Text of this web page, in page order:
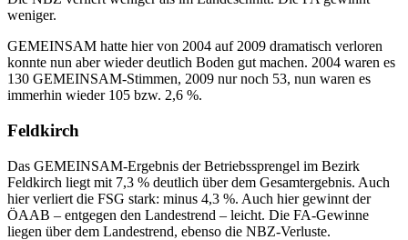
weniger.
GEMEINSAM hatte hier von 2004 auf 2009 dramatisch verloren
konnte nun aber wieder deutlich Boden gut machen. 2004 waren es
130 GEMEINSAM-Stimmen, 2009 nur noch 53, nun waren es
immerhin wieder 105 bzw. 2,6 %.
Feldkirch
Das GEMEINSAM-Ergebnis der Betriebssprengel im Bezirk
Feldkirch liegt mit 7,3 % deutlich über dem Gesamtergebnis. Auch
hier verliert die FSG stark: minus 4,3 %. Auch hier gewinnt der
ÖAAB – entgegen den Landestrend – leicht. Die FA-Gewinne
liegen über dem Landestrend, ebenso die NBZ-Verluste.